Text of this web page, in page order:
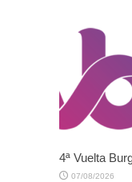
4ª Vuelta
07/08/2026